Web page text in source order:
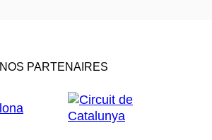
NOS PARTENAIRES